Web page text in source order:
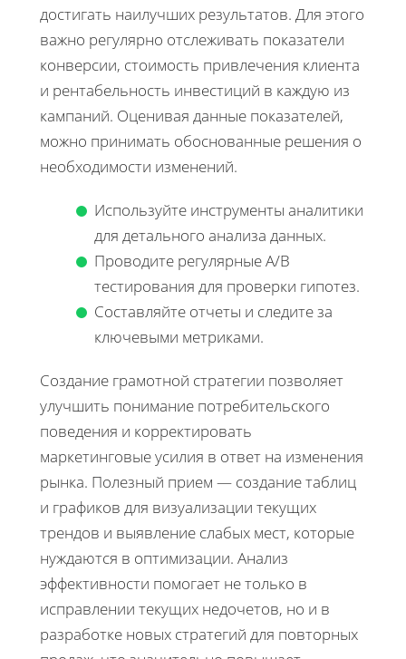
достигать наилучших результатов. Для этого
важно регулярно отслеживать показатели
конверсии, стоимость привлечения клиента
и рентабельность инвестиций в каждую из
кампаний. Оценивая данные показателей,
можно принимать обоснованные решения о
необходимости изменений.
Используйте инструменты аналитики
для детального анализа данных.
Проводите регулярные A/B
тестирования для проверки гипотез.
Составляйте отчеты и следите за
ключевыми метриками.
Создание грамотной стратегии позволяет
улучшить понимание потребительского
поведения и корректировать
маркетинговые усилия в ответ на изменения
рынка. Полезный прием — создание таблиц
и графиков для визуализации текущих
трендов и выявление слабых мест, которые
нуждаются в оптимизации. Анализ
эффективности помогает не только в
исправлении текущих недочетов, но и в
разработке новых стратегий для повторных